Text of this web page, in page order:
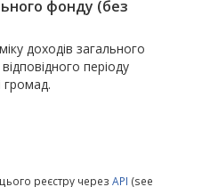
фонду (без
доходів загального
періоду
громад.
реєстру через API (see